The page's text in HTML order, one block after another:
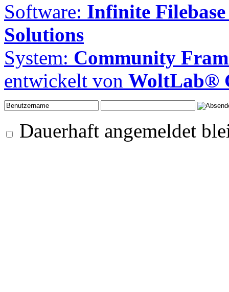
Software: Infinite Filebase
Solutions
System: Community
entwickelt von WoltLab®
Dauerhaft angemeldet